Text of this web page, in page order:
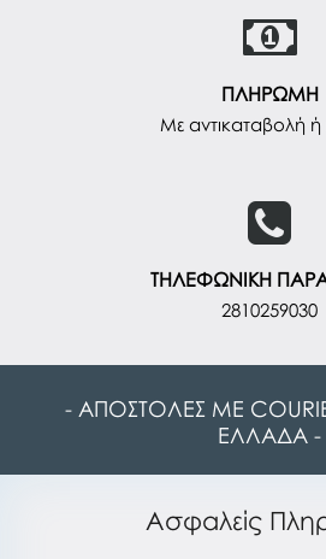
ΠΛΗΡΩΜΗ
Με αντικαταβολή
ΤΗΛΕΦΩΝΙΚΗ
2810259030
- ΑΠΟΣΤΟΛΕΣ ΜΕ
ΕΛΛΑΔΑ -
Ασφαλείς